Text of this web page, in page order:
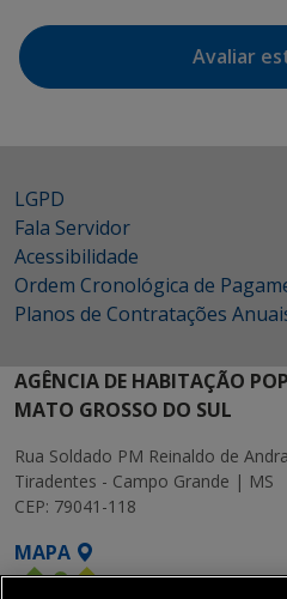
Avaliar
LGPD
Fala Servidor
Acessibilidade
Ordem Cronológica de
Planos de Contratações
AGÊNCIA DE HABITAÇÃO
MATO GROSSO DO SUL
Rua Soldado PM Reinaldo de
Tiradentes - Campo Grande | MS
CEP: 79041-118
MAPA